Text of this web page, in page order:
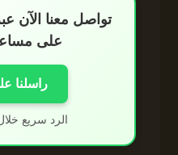
تواصل معنا الآن
على
راسلنا
الرد سريع